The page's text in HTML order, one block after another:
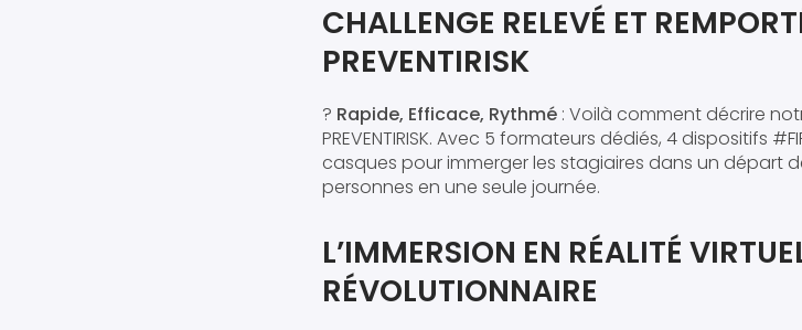
CHALLENGE RELEVÉ ET
PREVENTIRISK
? Rapide, Efficace, Rythmé : Voilà comment décrire
PREVENTIRISK. Avec 5 formateurs dédiés, 4 dispositifs
casques pour immerger les stagiaires dans un départ
personnes en une seule journée.
L’IMMERSION EN RÉALITÉ
RÉVOLUTIONNAIRE